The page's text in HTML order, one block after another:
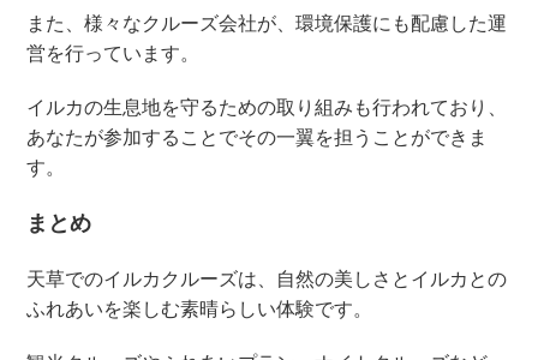
また、様々なクルーズ会社が、環境保護にも配慮した運
営を行っています。
イルカの生息地を守るための取り組みも行われており、
あなたが参加することでその一翼を担うことができま
す。
まとめ
天草でのイルカクルーズは、自然の美しさとイルカとの
ふれあいを楽しむ素晴らしい体験です。